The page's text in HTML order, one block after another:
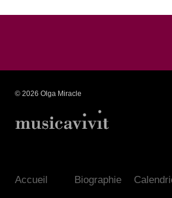
© 2026 Olga Miracle
Accueil Biographie